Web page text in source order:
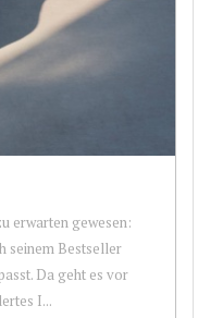
erwarten gewesen:
seinem Bestseller
Da geht es vor
I...